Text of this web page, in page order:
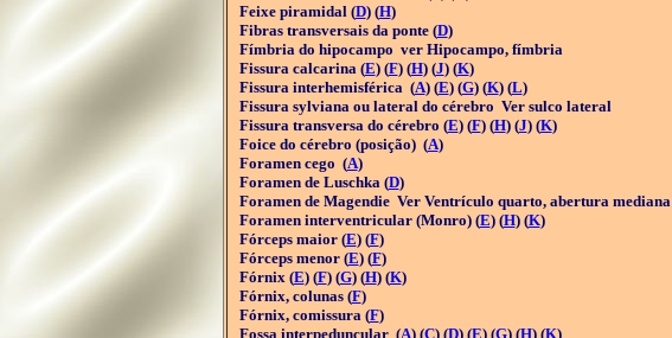
Feixe piramidal (D) (H)
Fibras transversais da ponte (D)
Fímbria do hipocampo ver Hipocampo, fímbria
Fissura calcarina (E) (F) (H) (J) (K)
Fissura interhemisférica (A) (E) (G) (K) (L)
Fissura sylviana ou lateral do cérebro Ver sulco lateral
Fissura transversa do cérebro (E) (F) (H) (J) (K)
Foice do cérebro (posição) (A)
Foramen cego (A)
Foramen de Luschka (D)
Foramen de Magendie Ver Ventrículo quarto, abertura mediana
Foramen interventricular (Monro) (E) (H) (K)
Fórceps maior (E) (F)
Fórceps menor (E) (F)
Fórnix (E) (F) (G) (H) (K)
Fórnix, colunas (F)
Fórnix, comissura (F)
Fossa interpeduncular (A) (C) (D) (E) (G) (H) (K)